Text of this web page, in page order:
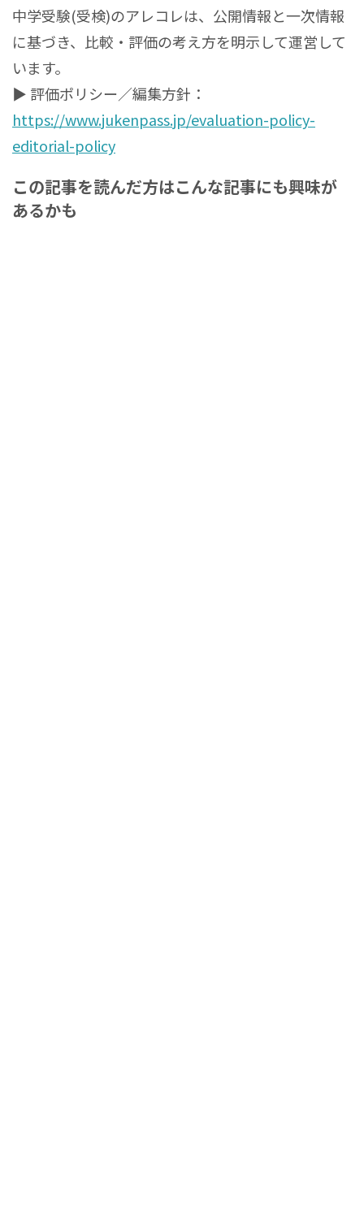
中学受験(受検)のアレコレは、公開情報と一次情報
に基づき、比較・評価の考え方を明示して運営して
います。
▶ 評価ポリシー／編集方針：
https://www.jukenpass.jp/evaluation-policy-
editorial-policy
この記事を読んだ方はこんな記事にも興味が
あるかも